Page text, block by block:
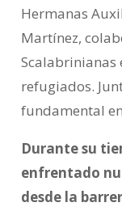
Hermanas
Martínez,
Scalabrinianas
refugiados.
fundamental
Durante su
enfrentado
desde la